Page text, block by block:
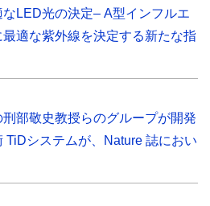
LED光の決定– A型インフルエ
適な紫外線を決定する新たな指
部敬史教授らのグループが開発
TiDシステムが、Nature 誌におい